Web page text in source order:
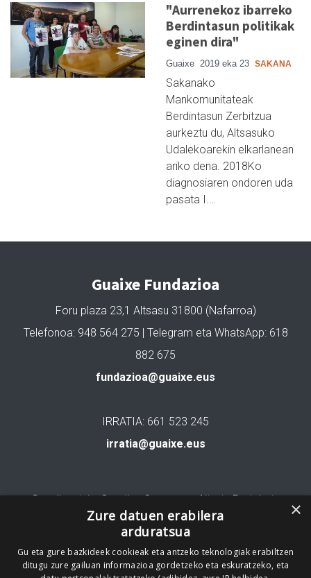
"Aurrenekoz ibarreko
Berdintasun politikak
eginen dira"
Guaixe 2019 eka 23 SAKANA
Sakanako
Mankomunitateak
Berdintasun Zerbitzua
aurkeztu du, Altsasuko
Udalekoarekin elkarlanean
ariko dena. 2018Ko
diagnosiaren ondoren uda
pasata I.…
Guaixe Fundazioa
Foru plaza 23,1 Altsasu 31800 (Nafarroa)
Telefonoa: 948 564 275 | Telegram eta WhatsApp: 618
882 675
fundazioa@guaixe.eus
IRRATIA: 661 523 245
irratia@guaixe.eus
Gure lizentzia: Creative Commons Aitortu Partekatu
Codesyntaxek garatua
×
Zure datuen erabilera
arduratsua
Gu eta gure bazkideek cookieak eta antzeko teknologiak erabiltzen
ditugu zure gailuan informazioa gordetzeko eta eskuratzeko, eta